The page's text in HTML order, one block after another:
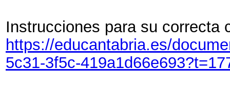
Instrucciones para su correcta
https://educantabria.es/
5c31-3f5c-